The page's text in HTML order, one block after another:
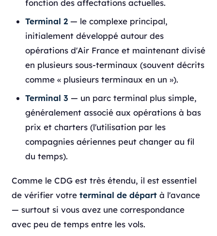
fonction des affectations actuelles.
Terminal 2 — le complexe principal,
initialement développé autour des
opérations d'Air France et maintenant divisé
en plusieurs sous-terminaux (souvent décrits
comme « plusieurs terminaux en un »).
Terminal 3 — un parc terminal plus simple,
généralement associé aux opérations à bas
prix et charters (l'utilisation par les
compagnies aériennes peut changer au fil
du temps).
Comme le CDG est très étendu, il est essentiel
de vérifier votre terminal de départ à l'avance
— surtout si vous avez une correspondance
avec peu de temps entre les vols.